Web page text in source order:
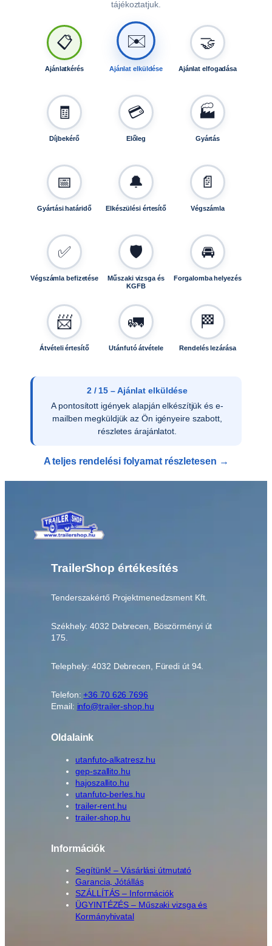
tájékoztatjuk.
📋
Ajánlatkérés
✉️
Ajánlat elküldése
🤝
Ajánlat elfogadása
🧾
Díjbekérő
💳
Előleg
🏭
Gyártás
📅
Gyártási határidő
🔔
Elkészülési értesítő
📄
Végszámla
✅
Végszámla befizetése
🛡️
Műszaki vizsga és
KGFB
🚘
Forgalomba helyezés
📨
Átvételi értesítő
🚛
Utánfutó átvétele
🏁
Rendelés lezárása
2 / 15 – Ajánlat elküldése
A pontosított igények alapján elkészítjük és e-
mailben megküldjük az Ön igényeire szabott,
részletes árajánlatot.
A teljes rendelési folyamat részletesen →
TrailerShop értékesítés
Tenderszakértő Projektmenedzsment Kft.
Székhely: 4032 Debrecen, Böszörményi út
175.
Telephely: 4032 Debrecen, Füredi út 94.
Telefon:+36 70 626 7696
Email: info@trailer-shop.hu
Oldalaink
utanfuto-alkatresz.hu
gep-szallito.hu
hajoszallito.hu
utanfuto-berles.hu
trailer-rent.hu
trailer-shop.hu
Információk
Segítünk! – Vásárlási útmutató
Garancia, Jótállás
SZÁLLÍTÁS – Információk
ÜGYINTÉZÉS – Műszaki vizsga és
Kormányhivatal